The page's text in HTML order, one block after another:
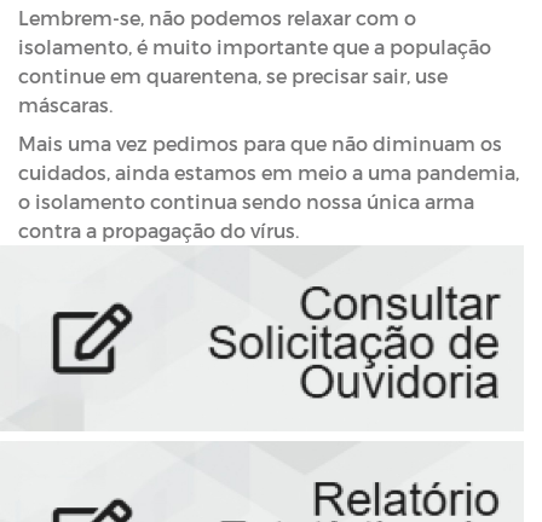
Lembrem-se, não podemos relaxar com o
isolamento, é muito importante que a população
continue em quarentena, se precisar sair, use
máscaras.
Mais uma vez pedimos para que não diminuam os
cuidados, ainda estamos em meio a uma pandemia,
o isolamento continua sendo nossa única arma
contra a propagação do vírus.